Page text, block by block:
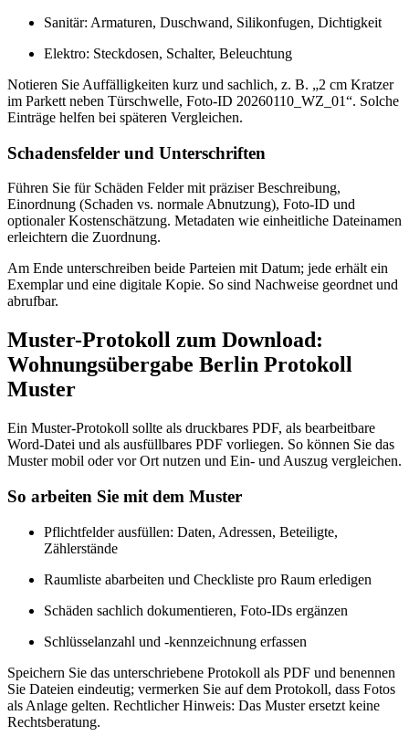
Sanitär: Armaturen, Duschwand, Silikonfugen, Dichtigkeit
Elektro: Steckdosen, Schalter, Beleuchtung
Notieren Sie Auffälligkeiten kurz und sachlich, z. B. „2 cm Kratzer
im Parkett neben Türschwelle, Foto-ID 20260110_WZ_01“. Solche
Einträge helfen bei späteren Vergleichen.
Schadensfelder und Unterschriften
Führen Sie für Schäden Felder mit präziser Beschreibung,
Einordnung (Schaden vs. normale Abnutzung), Foto-ID und
optionaler Kostenschätzung. Metadaten wie einheitliche Dateinamen
erleichtern die Zuordnung.
Am Ende unterschreiben beide Parteien mit Datum; jede erhält ein
Exemplar und eine digitale Kopie. So sind Nachweise geordnet und
abrufbar.
Muster-Protokoll zum Download:
Wohnungsübergabe Berlin Protokoll
Muster
Ein Muster-Protokoll sollte als druckbares PDF, als bearbeitbare
Word-Datei und als ausfüllbares PDF vorliegen. So können Sie das
Muster mobil oder vor Ort nutzen und Ein- und Auszug vergleichen.
So arbeiten Sie mit dem Muster
Pflichtfelder ausfüllen: Daten, Adressen, Beteiligte,
Zählerstände
Raumliste abarbeiten und Checkliste pro Raum erledigen
Schäden sachlich dokumentieren, Foto-IDs ergänzen
Schlüsselanzahl und -kennzeichnung erfassen
Speichern Sie das unterschriebene Protokoll als PDF und benennen
Sie Dateien eindeutig; vermerken Sie auf dem Protokoll, dass Fotos
als Anlage gelten. Rechtlicher Hinweis: Das Muster ersetzt keine
Rechtsberatung.